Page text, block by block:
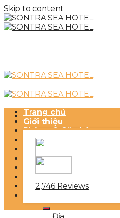
Skip to content
2,746 Reviews
Địa
Trang chủ
Giới thiệu
Phòng & Căn hộ
Dịch vụ khách sạn
SONTRA MINI MART 24H
SỰ KIỆN
Điểm đến
Tin tức